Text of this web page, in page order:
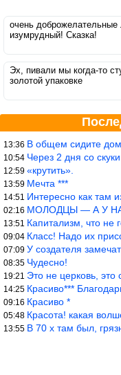
очень
изумрудный! Сказка!
Эх, пивали мы когда-то
золотой упаковке
13:36 В общем сидите дома
10:54 Через 2 дня со
12:59 «крутить».
13:59 Мечта ***
14:51 Интересно как там
02:16 МОЛОДЦЫ — А У
13:51 Капитализм, что не
09:04 Класс! Надо их
07:09 У создателя
08:35 Чудесно!
19:21 Это не церковь,
14:25 Красиво***
09:16 Красиво *
05:48 Красота! какая
13:55 В 70 х там был,